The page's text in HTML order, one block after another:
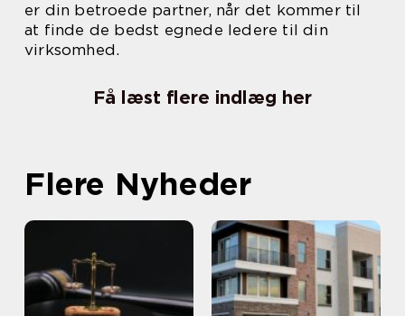
er din betroede partner, når det kommer til
at finde de bedst egnede ledere til din
virksomhed.
Få læst flere indlæg her
Flere Nyheder